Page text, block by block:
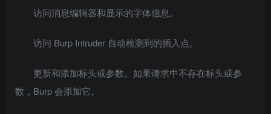
访问消息编辑器和显示的字体信息。
访问 Burp Intruder 自动检测到的插入点。
更新和添加标头或参数。如果请求中不存在标头或参
数，Burp 会添加它。